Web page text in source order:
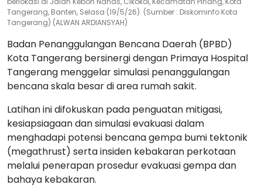
Tangerang, Banten, Selasa (19/5/26). (Sumber : Diskominfo Kota
Tangerang) (ALWAN ARDIANSYAH)
Badan Penanggulangan Bencana Daerah (BPBD)
Kota Tangerang bersinergi dengan Primaya Hospital
Tangerang menggelar simulasi penanggulangan
bencana skala besar di area rumah sakit.
Latihan ini difokuskan pada penguatan mitigasi,
kesiapsiagaan dan simulasi evakuasi dalam
menghadapi potensi bencana gempa bumi tektonik
(megathrust) serta insiden kebakaran perkotaan
melalui penerapan prosedur evakuasi gempa dan
bahaya kebakaran.